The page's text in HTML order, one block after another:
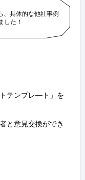
、具体的な他社事例
した！
テンプレ―ト」を
と意見交換ができ